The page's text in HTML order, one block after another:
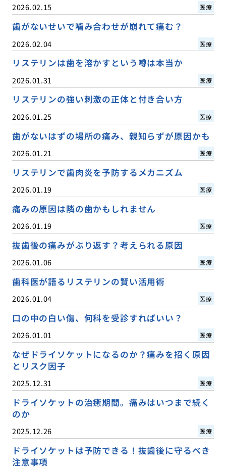
2026.02.15 医療
歯がないせいで噛み合わせが崩れて痛む？
2026.02.04 医療
リステリンは歯を溶かすという噂は本当か
2026.01.31 医療
リステリンの強い刺激の正体と付き合い方
2026.01.25 医療
歯がないはずの場所の痛み、親知らずが原因かも
2026.01.21 医療
リステリンで歯肉炎を予防するメカニズム
2026.01.19 医療
痛みの原因は隣の歯かもしれません
2026.01.19 医療
抜歯後の痛みがぶり返す？考えられる原因
2026.01.06 医療
歯科医が語るリステリンの賢い活用術
2026.01.04 医療
口の中の白い傷、何科を受診すればいい？
2026.01.01 医療
なぜドライソケットになるのか？痛みを招く原因
とリスク因子
2025.12.31 医療
ドライソケットの治癒期間。痛みはいつまで続く
のか
2025.12.26 医療
ドライソケットは予防できる！抜歯後に守るべき
注意事項